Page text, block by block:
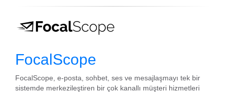
FocalScope
FocalScope, e-posta, sohbet, ses ve mesajlaşmayı tek bir
sistemde merkezileştiren bir çok kanallı müşteri hizmetleri